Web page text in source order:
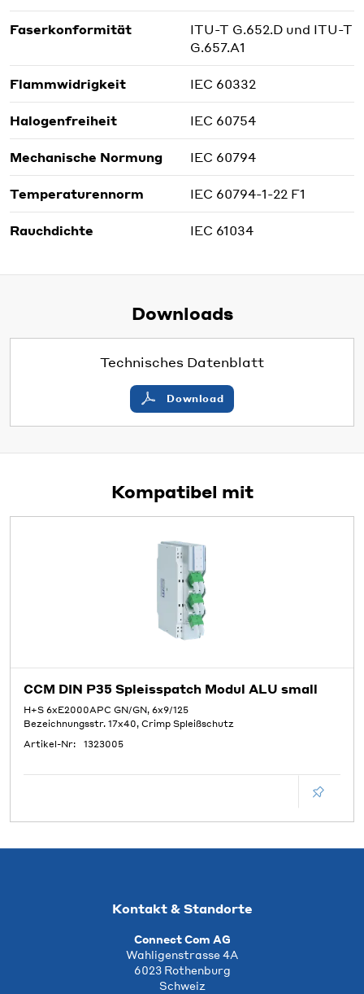
Faserkonformität
ITU-T G.652.D und ITU-T
G.657.A1
Flammwidrigkeit IEC 60332
Halogenfreiheit IEC 60754
Mechanische Normung IEC 60794
Temperaturennorm IEC 60794-1-22 F1
Rauchdichte IEC 61034
Downloads
Technisches Datenblatt
Download
Kompatibel mit
CCM DIN P35 Spleisspatch Modul ALU small
H+S 6xE2000APC GN/GN, 6x9/125
Bezeichnungsstr. 17x40, Crimp Spleißschutz
Artikel-Nr:
1323005
Kontakt & Standorte
Connect Com AG
Wahligenstrasse 4A
6023 Rothenburg
Schweiz